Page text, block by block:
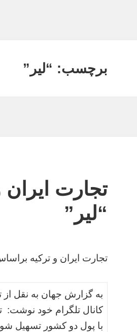
برچسب: “لیر”
تجارت
“لیر”
تجارت ایران و ترکیه
به گزارش جهان به نقل از
کانال تلگرام خود نوشت:
با پول دو کشور تسهیل